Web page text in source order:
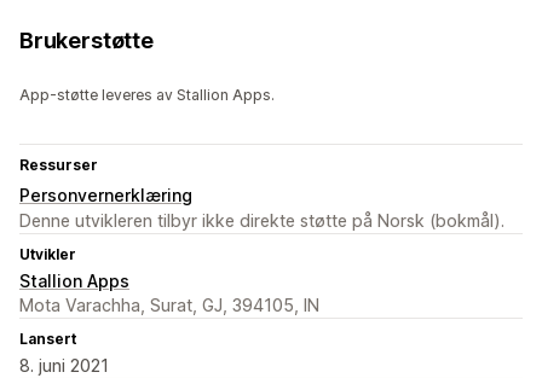
Brukerstøtte
App-støtte leveres av Stallion Apps.
Ressurser
Personvernerklæring
Denne utvikleren tilbyr ikke direkte støtte på Norsk (bokmål).
Utvikler
Stallion Apps
Mota Varachha, Surat, GJ, 394105, IN
Lansert
8. juni 2021